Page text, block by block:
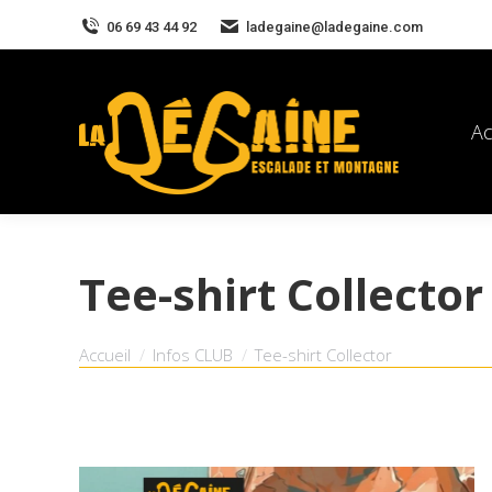
06 69 43 44 92 ladegaine@ladegaine.com
Tee-shirt Collector
Vous êtes ici :
Accueil Infos CLUB Tee-shirt Collector